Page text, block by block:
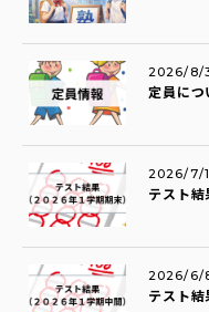
定員につ
2026/8/
テスト結
2026/7/
テスト結
2026/6/